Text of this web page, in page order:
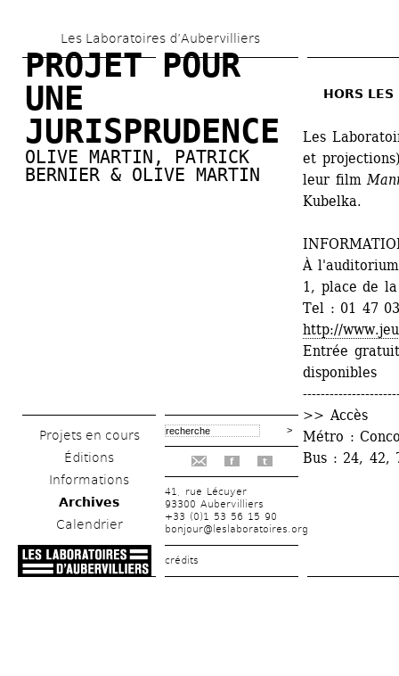
au
contenu
Les Laboratoires d’Aubervilliers
PROJET POUR
UNE
JURISPRUDENCE
OLIVE MARTIN , PATRICK
BERNIER & OLIVE MARTIN
Projets en cours
Éditions
Informations
Archives
Calendrier
f t
41, rue Lécuyer
93300 Aubervilliers
+33 (0)1 53 56 15 90
bonjour@leslaboratoires.org
crédits
HORS
Les
et
leur film
Kubelka.
À
1, place de
Tel : 01 47
http://
Entrée
disponibles
>> Accès
Métro :
Bus : 24, 42,